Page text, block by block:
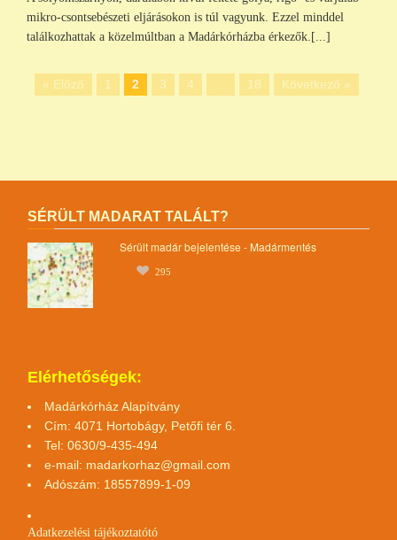
mikro-csontsebészeti eljárásokon is túl vagyunk. Ezzel minddel
találkozhattak a közelmúltban a Madárkórházba érkezők.[...]
« Előző 1 2 3 4 18 Következő »
SÉRÜLT MADARAT TALÁLT?
Sérült madár bejelentése - Madármentés
295
Elérhetőségek:
Madárkórház Alapítvány
Cím: 4071 Hortobágy, Petőfi tér 6.
Tel: 0630/9-435-494
e-mail: madarkorhaz@gmail.com
Adószám: 18557899-1-09
Adatkezelési tájékoztatótó